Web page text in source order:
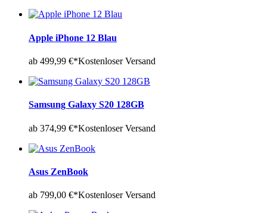
Apple iPhone 12 Blau
ab 499,99 €*Kostenloser Versand
Samsung Galaxy S20 128GB
ab 374,99 €*Kostenloser Versand
Asus ZenBook
ab 799,00 €*Kostenloser Versand